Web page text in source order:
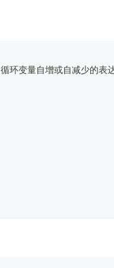
循环变量自增或自减少的